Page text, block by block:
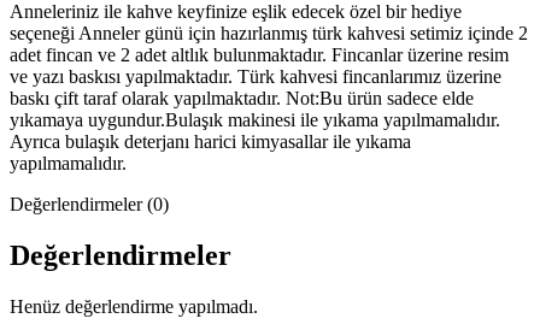
Anneleriniz ile kahve keyfinize eşlik edecek özel bir hediye
seçeneği Anneler günü için hazırlanmış türk kahvesi setimiz içinde 2
adet fincan ve 2 adet altlık bulunmaktadır. Fincanlar üzerine resim
ve yazı baskısı yapılmaktadır. Türk kahvesi fincanlarımız üzerine
baskı çift taraf olarak yapılmaktadır. Not:Bu ürün sadece elde
yıkamaya uygundur.Bulaşık makinesi ile yıkama yapılmamalıdır.
Ayrıca bulaşık deterjanı harici kimyasallar ile yıkama
yapılmamalıdır.
Değerlendirmeler (0)
Değerlendirmeler
Henüz değerlendirme yapılmadı.